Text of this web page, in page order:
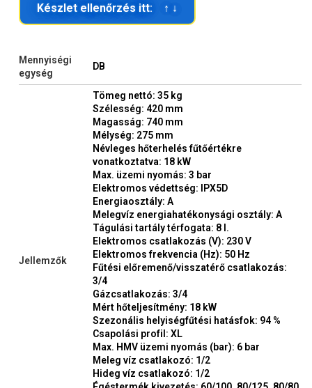
Készlet ellenőrzés itt: ↑ ↓
Mennyiségi
egység
DB
Jellemzők
Tömeg nettó: 35 kg
Szélesség: 420 mm
Magasság: 740 mm
Mélység: 275 mm
Névleges hőterhelés fűtőértékre
vonatkoztatva: 18 kW
Max. üzemi nyomás: 3 bar
Elektromos védettség: IPX5D
Energiaosztály: A
Melegvíz energiahatékonysági osztály: A
Tágulási tartály térfogata: 8 l.
Elektromos csatlakozás (V): 230 V
Elektromos frekvencia (Hz): 50 Hz
Fűtési előremenő/visszatérő csatlakozás:
3/4
Gázcsatlakozás: 3/4
Mért hőteljesítmény: 18 kW
Szezonális helyiségfűtési hatásfok: 94 %
Csapolási profil: XL
Max. HMV üzemi nyomás (bar): 6 bar
Meleg víz csatlakozó: 1/2
Hideg víz csatlakozó: 1/2